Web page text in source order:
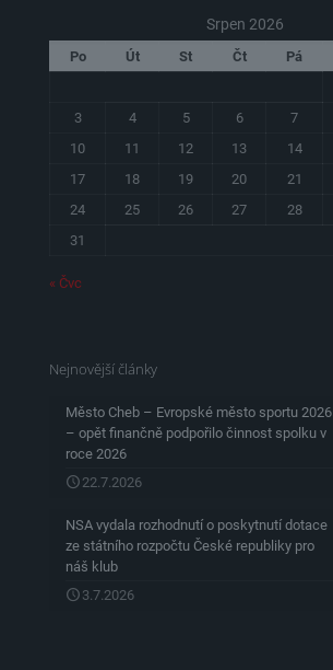
Srpen 2026
Po Út St Čt Pá
3
4 5 6 7
10
11 12 13 14
17
18 19 20 21
24
25 26 27 28
31
« Čvc
Nejnovější články
Město Cheb – Evropské město sportu 2026
– opět finančně podpořilo činnost spolku v
roce 2026
22.7.2026
NSA vydala rozhodnutí o poskytnutí dotace
ze státního rozpočtu České republiky pro
náš klub
3.7.2026